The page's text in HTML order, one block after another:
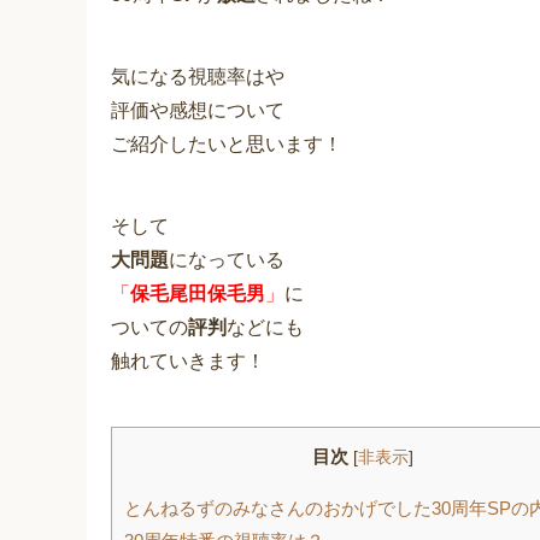
気になる視聴率はや
評価や感想について
ご紹介したいと思います！
そして
大問題になっている
「 保毛尾田保毛男 」 に
ついての評判 などにも
触れていきます！
目次 [非表示]
とんねるずのみなさんのおかげでした30周年SPの